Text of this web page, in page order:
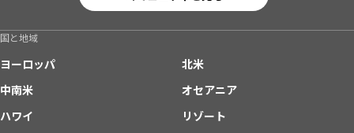
国と地域
ヨーロッパ
北米
中南米
オセアニア
ハワイ
リゾート